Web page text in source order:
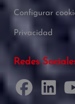
Configurar
Privacidad
Redes